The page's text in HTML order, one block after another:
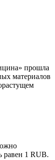
прошла
материалов
равен 1 RUB.